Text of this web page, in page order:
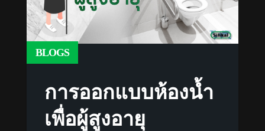
การออกแบบห้องน้ำ
เพื่อผู้สูงอายุ
BLOGS